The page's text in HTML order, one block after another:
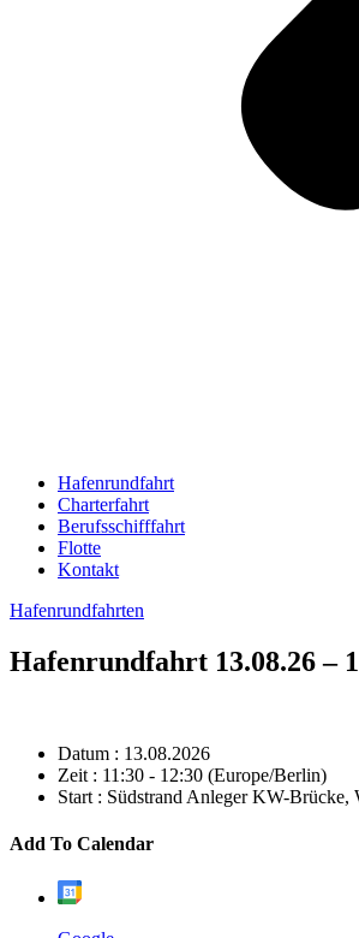
Hafenrundfahrt
Charterfahrt
Berufsschifffahrt
Flotte
Kontakt
Hafenrundfahrten
Hafenrundfahrt 13.08.26 –
Datum : 13.08.2026
Zeit : 11:30 - 12:30 (Europe/Berlin)
Start : Südstrand Anleger KW-Brücke,
Add To Calendar